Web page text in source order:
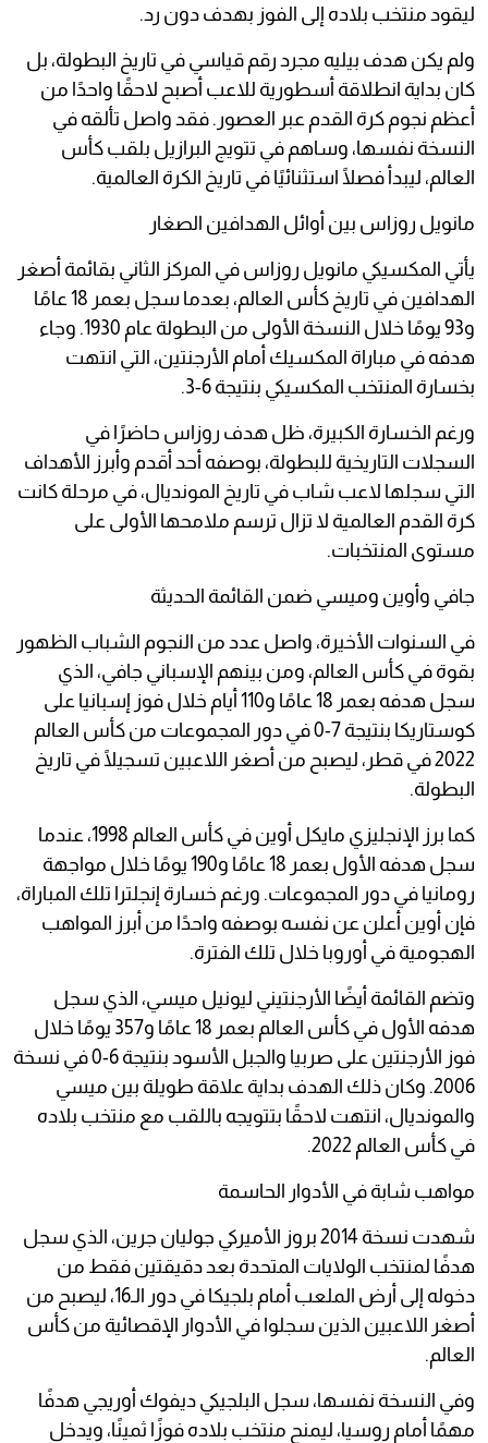
ليقود منتخب بلاده إلى الفوز بهدف دون رد.
ولم يكن هدف بيليه مجرد رقم قياسي في تاريخ البطولة، بل
كان بداية انطلاقة أسطورية للاعب أصبح لاحقًا واحدًا من
أعظم نجوم كرة القدم عبر العصور. فقد واصل تألقه في
النسخة نفسها، وساهم في تتويج البرازيل بلقب كأس
العالم، ليبدأ فصلًا استثنائيًا في تاريخ الكرة العالمية.
مانويل روزاس بين أوائل الهدافين الصغار
يأتي المكسيكي مانويل روزاس في المركز الثاني بقائمة أصغر
الهدافين في تاريخ كأس العالم، بعدما سجل بعمر 18 عامًا
و93 يومًا خلال النسخة الأولى من البطولة عام 1930. وجاء
هدفه في مباراة المكسيك أمام الأرجنتين، التي انتهت
بخسارة المنتخب المكسيكي بنتيجة 6-3.
ورغم الخسارة الكبيرة، ظل هدف روزاس حاضرًا في
السجلات التاريخية للبطولة، بوصفه أحد أقدم وأبرز الأهداف
التي سجلها لاعب شاب في تاريخ المونديال، في مرحلة كانت
كرة القدم العالمية لا تزال ترسم ملامحها الأولى على
مستوى المنتخبات.
جافي وأوين وميسي ضمن القائمة الحديثة
في السنوات الأخيرة، واصل عدد من النجوم الشباب الظهور
بقوة في كأس العالم، ومن بينهم الإسباني جافي، الذي
سجل هدفه بعمر 18 عامًا و110 أيام خلال فوز إسبانيا على
كوستاريكا بنتيجة 7-0 في دور المجموعات من كأس العالم
2022 في قطر، ليصبح من أصغر اللاعبين تسجيلًا في تاريخ
البطولة.
كما برز الإنجليزي مايكل أوين في كأس العالم 1998، عندما
سجل هدفه الأول بعمر 18 عامًا و190 يومًا خلال مواجهة
رومانيا في دور المجموعات. ورغم خسارة إنجلترا تلك المباراة،
فإن أوين أعلن عن نفسه بوصفه واحدًا من أبرز المواهب
الهجومية في أوروبا خلال تلك الفترة.
وتضم القائمة أيضًا الأرجنتيني ليونيل ميسي، الذي سجل
هدفه الأول في كأس العالم بعمر 18 عامًا و357 يومًا خلال
فوز الأرجنتين على صربيا والجبل الأسود بنتيجة 6-0 في نسخة
2006. وكان ذلك الهدف بداية علاقة طويلة بين ميسي
والمونديال، انتهت لاحقًا بتتويجه باللقب مع منتخب بلاده
في كأس العالم 2022.
مواهب شابة في الأدوار الحاسمة
شهدت نسخة 2014 بروز الأميركي جوليان جرين، الذي سجل
هدفًا لمنتخب الولايات المتحدة بعد دقيقتين فقط من
دخوله إلى أرض الملعب أمام بلجيكا في دور الـ16، ليصبح من
أصغر اللاعبين الذين سجلوا في الأدوار الإقصائية من كأس
العالم.
وفي النسخة نفسها، سجل البلجيكي ديفوك أوريجي هدفًا
مهمًا أمام روسيا، ليمنح منتخب بلاده فوزًا ثمينًا، ويدخل